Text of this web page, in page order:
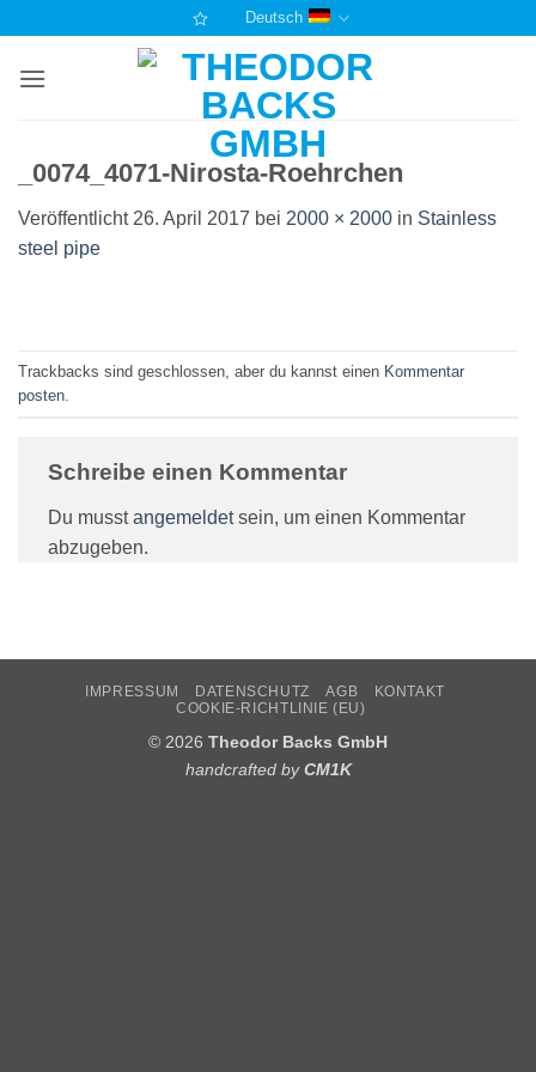
springen
Deutsch
_0074_4071-Nirosta-Roehrchen
Veröffentlicht 26. April 2017 bei 2000 × 2000 in Stainless
steel pipe
Trackbacks sind geschlossen, aber du kannst einen Kommentar
posten
Schreibe einen Kommentar
Du musstangemeldetsein, um einen Kommentar
abzugeben.
IMPRESSUM DATENSCHUTZ AGB
KONTAKT
COOKIE-RICHTLINIE (EU)
© 2026 Theodor Backs GmbH
handcrafted byCM1K